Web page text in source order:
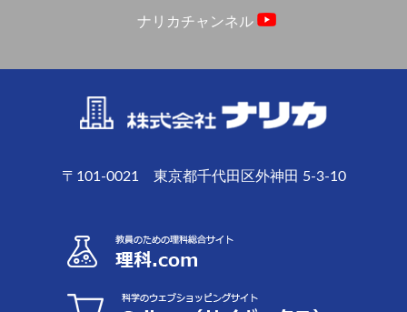
ナリカチャンネル
〒101-0021 東京都千代田区外神田 5-3-10